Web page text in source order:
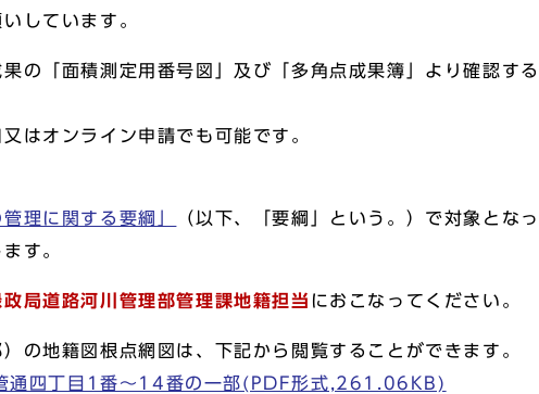
しています。
の「面積測定用番号図」及び「多角点成果簿」より確認する
はオンライン申請でも可能です。
理に関する要綱」
（以下、「要綱」という。）で対象とな
す。
政局道路河川管理部管理課地籍担当 におこなってください。
の地籍図根点網図は、下記から閲覧することができます。
通四丁目1番～14番の一部(PDF形式,261.06KB)